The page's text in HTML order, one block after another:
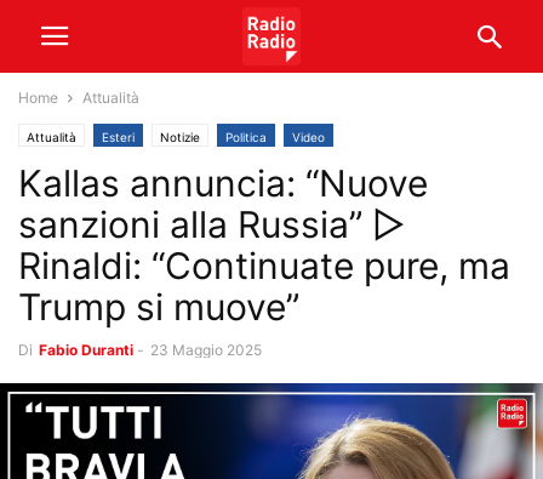
Home Attualità
Attualità Esteri Notizie Politica Video
Kallas annuncia: “Nuove
sanzioni alla Russia” ▷
Rinaldi: “Continuate pure, ma
Trump si muove”
Di Fabio Duranti - 23 Maggio 2025